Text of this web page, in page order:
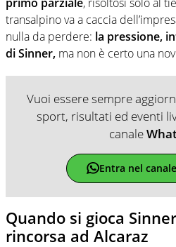
transalpino va a caccia
nulla da perdere: la pressione,
di Sinner, ma non è certo una
Vuoi essere sempre
sport, risultati ed eventi
canale
Entra nel
Quando si gioca
rincorsa ad Alcaraz